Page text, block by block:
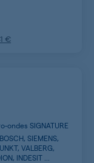
€
ondes SIGNATURE
BOSCH, SIEMENS,
VALBERG,
INDESIT ...